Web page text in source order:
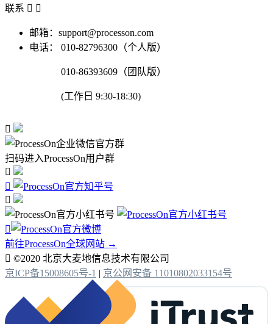
联系  
邮箱：support@processon.com
电话：
010-82796300（个人版）
010-86393609（团队版）
(工作日 9:30-18:30)

扫码进入ProcessOn用户群




前往ProcessOn全球网站 →
 ©2020 北京大麦地信息技术有限公司
京ICP备15008605号-1 | 京公网安备 11010802033154号